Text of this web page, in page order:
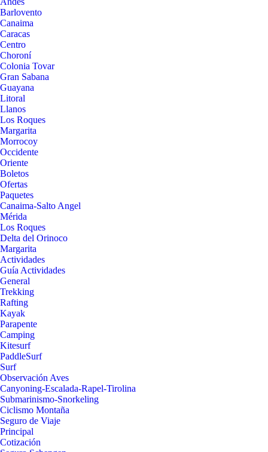
Barlovento
Canaima
Caracas
Centro
Choroní
Colonia Tovar
Gran Sabana
Guayana
Litoral
Llanos
Los Roques
Margarita
Morrocoy
Occidente
Oriente
Boletos
Ofertas
Paquetes
Canaima-Salto Angel
Mérida
Los Roques
Delta del Orinoco
Margarita
Actividades
Guía Actividades
General
Trekking
Rafting
Kayak
Parapente
Camping
Kitesurf
PaddleSurf
Surf
Observación Aves
Canyoning-Escalada-Rapel-Tirolina
Submarinismo-Snorkeling
Ciclismo Montaña
Seguro de Viaje
Principal
Cotización